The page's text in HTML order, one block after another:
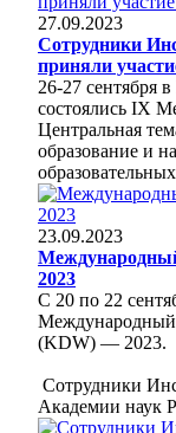
27.09.2023
Сотрудники
приняли
26-27 сентября
состоялись IX
Центральная
образование и
23.09.2023
2023
С 20 по 22
(KDW) — 2023.
Сотрудники
Академии наук